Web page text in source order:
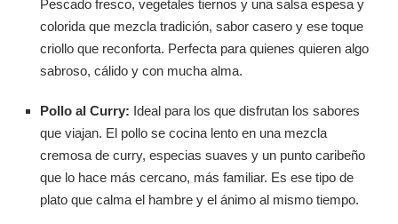
Pescado fresco, vegetales tiernos y una salsa espesa y
colorida que mezcla tradición, sabor casero y ese toque
criollo que reconforta. Perfecta para quienes quieren algo
sabroso, cálido y con mucha alma.
Pollo al Curry: Ideal para los que disfrutan los sabores
que viajan. El pollo se cocina lento en una mezcla
cremosa de curry, especias suaves y un punto caribeño
que lo hace más cercano, más familiar. Es ese tipo de
plato que calma el hambre y el ánimo al mismo tiempo.